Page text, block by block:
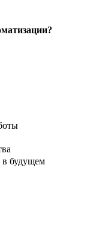
в будущем